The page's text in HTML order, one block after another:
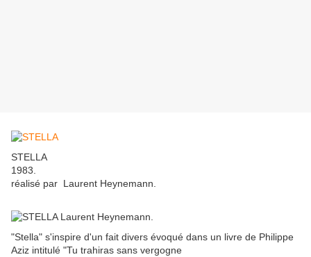
STELLA
1983.
réalisé par Laurent Heynemann.
"Stella" s'inspire d'un fait divers évoqué dans un livre de Philippe
Aziz intitulé "Tu trahiras sans vergogne